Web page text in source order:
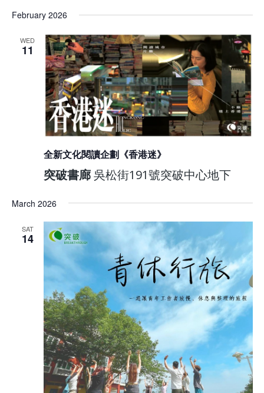
February 2026
WED
11
全新文化閱讀企劃《香港迷》
突破書廊吳松街191號突破中心地下
March 2026
SAT
14